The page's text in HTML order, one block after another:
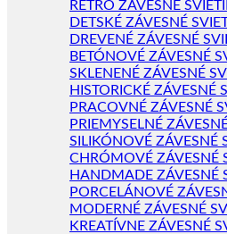
RETRO ZÁVESNÉ
DETSKÉ ZÁVESNÉ
DREVENÉ ZÁVESNÉ
BETÓNOVÉ ZÁVESNÉ
SKLENENÉ ZÁVESNÉ
HISTORICKÉ ZÁVESNÉ
PRACOVNÉ ZÁVESNÉ
PRIEMYSELNÉ
SILIKÓNOVÉ ZÁVESNÉ
CHRÓMOVÉ ZÁVESNÉ
HANDMADE ZÁVESNÉ
PORCELÁNOVÉ
MODERNÉ ZÁVESNÉ
KREATÍVNE ZÁVESNÉ